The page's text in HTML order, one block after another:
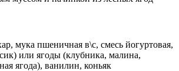
мука пшеничная в\с, смесь йогуртовая,
или ягоды (клубника, малина,
ягода), ванилин, коньяк